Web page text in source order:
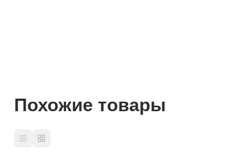
Похожие товары